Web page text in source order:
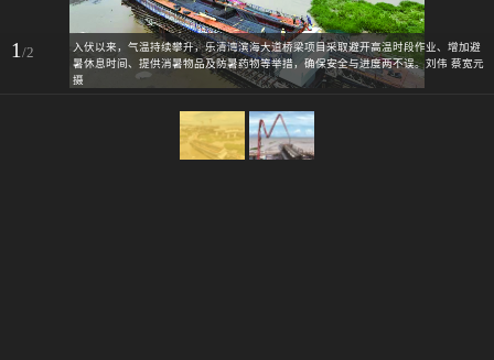
1/2
入伏以来，气温持续攀升，乐清湾滨海大道桥梁项目采取避开高温时段作业、增加避
暑休息时间、提供消暑物品及防暑药物等举措，确保安全与进度两不误。刘伟 蔡宽元
摄